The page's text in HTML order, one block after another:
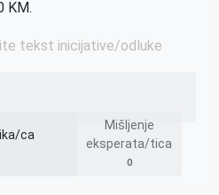
KM.
tekst inicijative/odluke
Mišljenje
0